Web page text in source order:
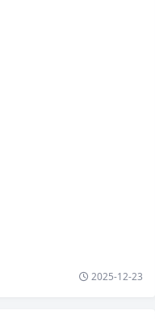
2025-12-23